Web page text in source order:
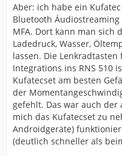
Aber: ich habe ein
Bluetooth
MFA. Dort kann man sich
Ladedruck, Wasser,
lassen. Die
Integrations ins RNS 510
Kufatecset am besten
der
gefehlt. Das war auch
mich das Kufatecset zu
Androidgeräte)
(deutlich schneller als